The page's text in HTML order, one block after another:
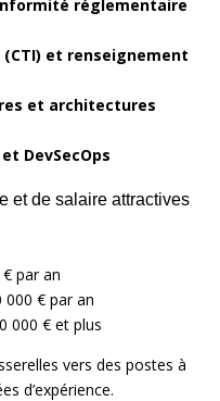
réglementaire
et renseignement
et architectures
DevSecOps
et de salaire attractives
par an
000 € par an
000 € et plus
vers des postes à
d’expérience.